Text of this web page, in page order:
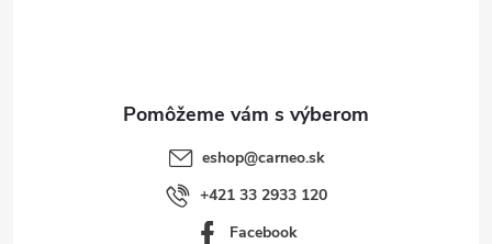
eshop@carneo.sk
+421 33 2933 120
Facebook